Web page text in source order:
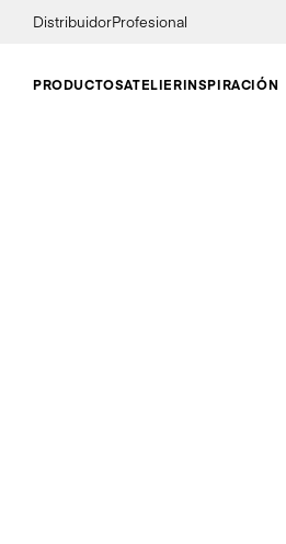
DistribuidorProfesional
PRODUCTOSATELIERINSPIRACIÓN